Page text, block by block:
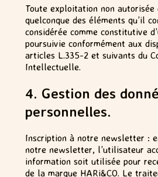
Toute exploitation non autorisée
quelconque des éléments qu’il
considérée comme constitutive
poursuivie conformément aux
articles L.335-2 et suivants du
Intellectuelle.
4. Gestion des
personnelles.
Inscription à notre newsletter :
notre newsletter, l’utilisateur
information soit utilisée pour
de la marque HARi&CO. Le